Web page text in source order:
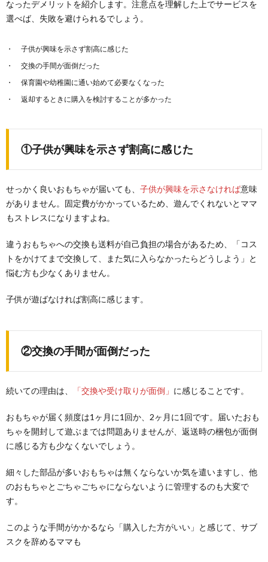
なったデメリットを紹介します。注意点を理解した上でサービスを
選べば、失敗を避けられるでしょう。
子供が興味を示さず割高に感じた
交換の手間が面倒だった
保育園や幼稚園に通い始めて必要なくなった
返却するときに購入を検討することが多かった
①子供が興味を示さず割高に感じた
せっかく良いおもちゃが届いても、 子供が興味を示さなければ意味
がありません。固定費がかかっているため、遊んでくれないとママ
もストレスになりますよね。
違うおもちゃへの交換も送料が自己負担の場合があるため、「コス
トをかけてまで交換して、また気に入らなかったらどうしよう」と
悩む方も少なくありません。
子供が遊ばなければ割高に感じます。
②交換の手間が面倒だった
続いての理由は、 「交換や受け取りが面倒」 に感じることです。
おもちゃが届く頻度は1ヶ月に1回か、2ヶ月に1回です。届いたおも
ちゃを開封して遊ぶまでは問題ありませんが、返送時の梱包が面倒
に感じる方も少なくないでしょう。
細々した部品が多いおもちゃは無くならないか気を遣いますし、他
のおもちゃとごちゃごちゃにならないように管理するのも大変で
す。
このような手間がかかるなら「購入した方がいい」と感じて、サブ
スクを辞めるママも